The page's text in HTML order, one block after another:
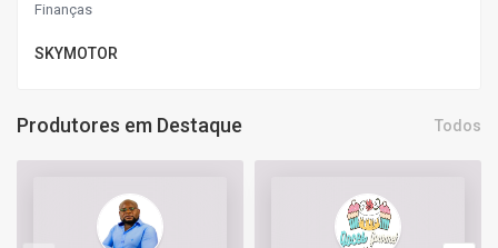
Finanças
SKYMOTOR
Produtores em Destaque Todos